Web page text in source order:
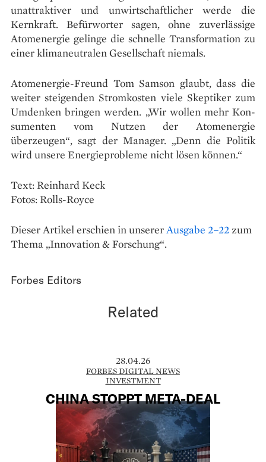
unattraktiver und unwirtschaftlicher werde die
Kernkraft. Befürworter sagen, ohne zuverlässige
Atomenergie gelinge die schnelle Transformation zu
einer klimaneutralen Gesellschaft niemals.
Atomenergie-Freund Tom Samson glaubt, dass die
weiter steigenden Stromkosten viele Skeptiker zum
Umdenken bringen werden. „Wir wollen mehr Kon­
sumenten vom Nutzen der Atom­energie
überzeugen“, sagt der Manager. „Denn die Politik
wird unsere Energieprobleme nicht lösen können.“
Text: Reinhard Keck
Fotos: Rolls-Royce
Dieser Artikel erschien in unsererAusgabe 2–22zum
Thema „Innovation & Forschung“.
Forbes Editors
Related
28.04.26
FORBES DIGITAL NEWS
INVESTMENT
CHINA STOPPT META-DEAL